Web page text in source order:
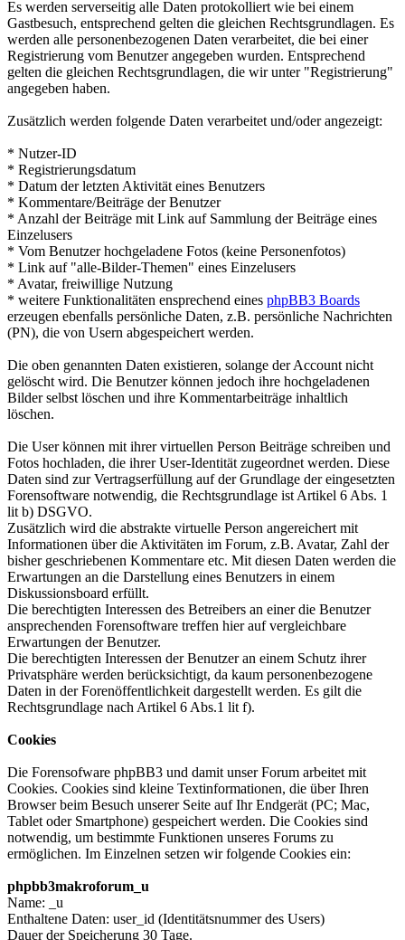
Es werden serverseitig alle Daten protokolliert wie bei einem
Gastbesuch, entsprechend gelten die gleichen Rechtsgrundlagen. Es
werden alle personenbezogenen Daten verarbeitet, die bei einer
Registrierung vom Benutzer angegeben wurden. Entsprechend
gelten die gleichen Rechtsgrundlagen, die wir unter "Registrierung"
angegeben haben.
Zusätzlich werden folgende Daten verarbeitet und/oder angezeigt:
* Nutzer-ID
* Registrierungsdatum
* Datum der letzten Aktivität eines Benutzers
* Kommentare/Beiträge der Benutzer
* Anzahl der Beiträge mit Link auf Sammlung der Beiträge eines
Einzelusers
* Vom Benutzer hochgeladene Fotos (keine Personenfotos)
* Link auf "alle-Bilder-Themen" eines Einzelusers
* Avatar, freiwillige Nutzung
* weitere Funktionalitäten ensprechend eines phpBB3 Boards
erzeugen ebenfalls persönliche Daten, z.B. persönliche Nachrichten
(PN), die von Usern abgespeichert werden.
Die oben genannten Daten existieren, solange der Account nicht
gelöscht wird. Die Benutzer können jedoch ihre hochgeladenen
Bilder selbst löschen und ihre Kommentarbeiträge inhaltlich
löschen.
Die User können mit ihrer virtuellen Person Beiträge schreiben und
Fotos hochladen, die ihrer User-Identität zugeordnet werden. Diese
Daten sind zur Vertragserfüllung auf der Grundlage der eingesetzten
Forensoftware notwendig, die Rechtsgrundlage ist Artikel 6 Abs. 1
lit b) DSGVO.
Zusätzlich wird die abstrakte virtuelle Person angereichert mit
Informationen über die Aktivitäten im Forum, z.B. Avatar, Zahl der
bisher geschriebenen Kommentare etc. Mit diesen Daten werden die
Erwartungen an die Darstellung eines Benutzers in einem
Diskussionsboard erfüllt.
Die berechtigten Interessen des Betreibers an einer die Benutzer
ansprechenden Forensoftware treffen hier auf vergleichbare
Erwartungen der Benutzer.
Die berechtigten Interessen der Benutzer an einem Schutz ihrer
Privatsphäre werden berücksichtigt, da kaum personenbezogene
Daten in der Forenöffentlichkeit dargestellt werden. Es gilt die
Rechtsgrundlage nach Artikel 6 Abs.1 lit f).
Cookies
Die Forensofware phpBB3 und damit unser Forum arbeitet mit
Cookies. Cookies sind kleine Textinformationen, die über Ihren
Browser beim Besuch unserer Seite auf Ihr Endgerät (PC; Mac,
Tablet oder Smartphone) gespeichert werden. Die Cookies sind
notwendig, um bestimmte Funktionen unseres Forums zu
ermöglichen. Im Einzelnen setzen wir folgende Cookies ein:
phpbb3makroforum_u
Name: _u
Enthaltene Daten: user_id (Identitätsnummer des Users)
Dauer der Speicherung 30 Tage.